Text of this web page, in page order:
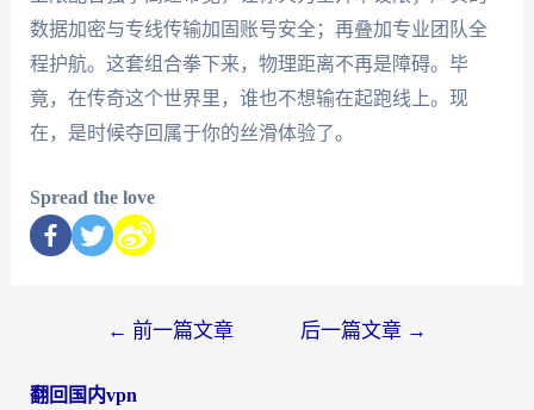
数据加密与专线传输加固账号安全；再叠加专业团队全
程护航。这套组合拳下来，物理距离不再是障碍。毕
竟，在传奇这个世界里，谁也不想输在起跑线上。现
在，是时候夺回属于你的丝滑体验了。
Spread the love
← 前一篇文章 后一篇文章 →
翻回国内vpn